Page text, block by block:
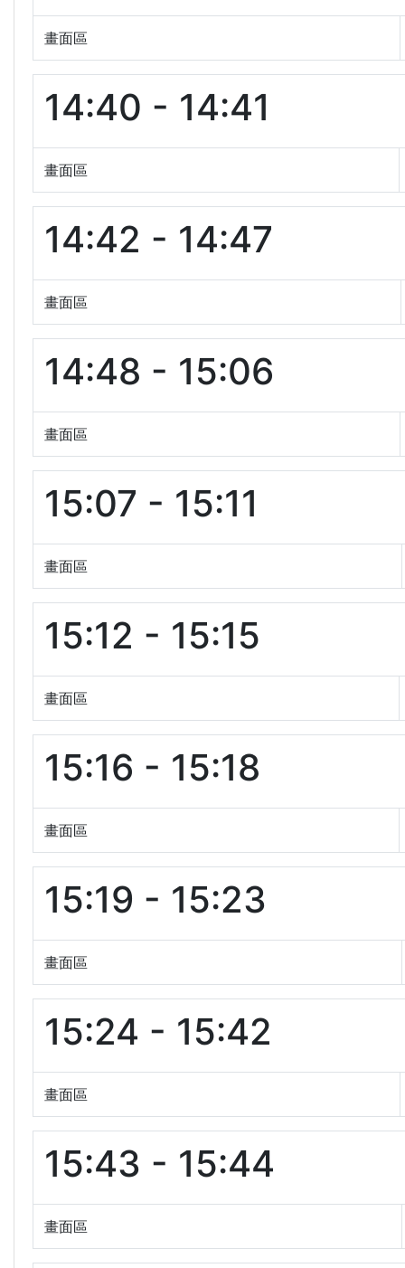
畫面區
14:40 - 14:41
畫面區
14:42 - 14:47
畫面區
14:48 - 15:06
畫面區
15:07 - 15:11
畫面區
15:12 - 15:15
畫面區
15:16 - 15:18
畫面區
15:19 - 15:23
畫面區
15:24 - 15:42
畫面區
15:43 - 15:44
畫面區